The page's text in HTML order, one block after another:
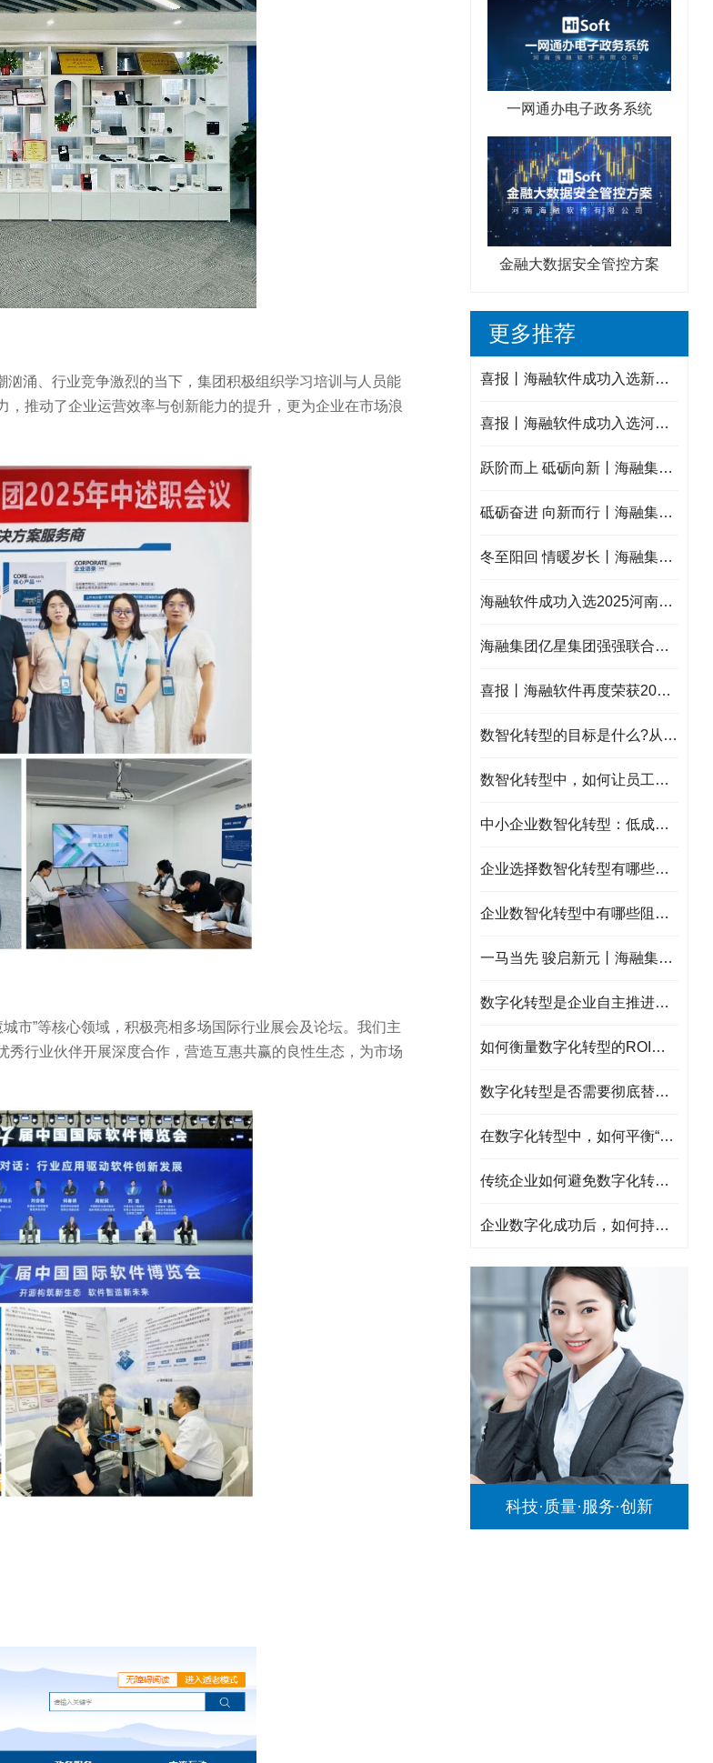
涌、行业竞争激烈的当下，集团积极组织学习培训与人员能
推动了企业运营效率与创新能力的提升，更为企业在市场浪
城市”等核心领域，积极亮相多场国际行业展会及论坛。我们主
行业伙伴开展深度合作，营造互惠共赢的良性生态，为市场
一网通办电子政务系统
金融大数据安全管控方案
更多推荐
喜报丨海融软件成功入选新乡市中小企业数字化转型城市试点数字化服务商！
喜报丨海融软件成功入选河南省重点研发专项备选项目库入库项目！
跃阶而上 砥砺向新丨海融集团2025年度年终述职会议圆满结束！
砥砺奋进 向新而行丨海融集团2025年终大事记！
冬至阳回 情暖岁长丨海融集团冬至暖心福利来袭，提前祝大家冬至快乐！
海融软件成功入选2025河南省新服务新供给品牌企业典型案例！
海融集团亿星集团强强联合：亿星本地化服务平台启动，共绘智慧民生新蓝图！
喜报丨海融软件再度荣获2025 年河南省制造业数字化服务商！
数智化转型的目标是什么?从效率提升到商业模式创新
数智化转型中，如何让员工成为转型推动者
中小企业数智化转型：低成本、高回报的“轻量路径”
企业选择数智化转型有哪些问题需要注意？
企业数智化转型中有哪些阻力？应该如何解决？
一马当先 骏启新元丨海融集团祝大家2026元旦快乐!
数字化转型是企业自主推进的劣势，如何选择靠谱的服务商？
如何衡量数字化转型的ROI（投资回报率）？
数字化转型是否需要彻底替换旧系统？如何处理遗留系统？
在数字化转型中，如何平衡“标准化”与“个性化”需求？
传统企业如何避免数字化转型沦为“技术堆砌”？
企业数字化成功后，如何持续迭代与创新?
科技·质量·服务·创新